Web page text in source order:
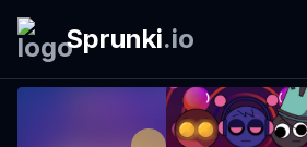
Sprunki.io